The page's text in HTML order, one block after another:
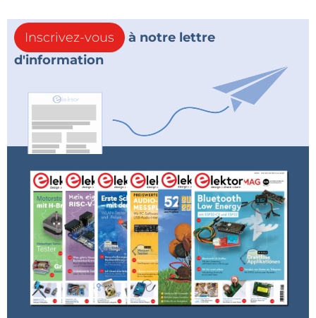
Inscrivez-vous
à notre lettre
d'information